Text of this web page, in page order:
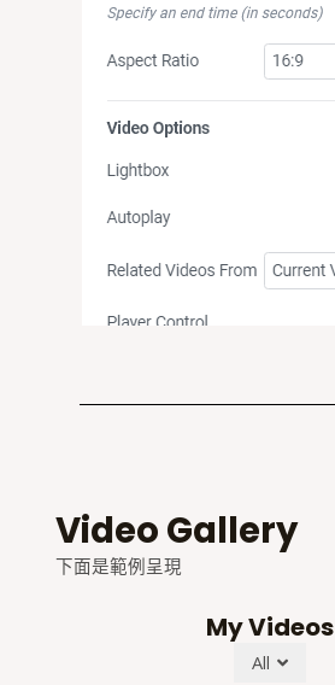
Video Gallery
下面是範例呈現
My Videos
All